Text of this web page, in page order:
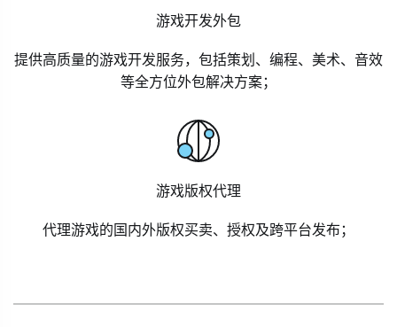
游戏开发外包
提供高质量的游戏开发服务，包括策划、编程、美术、音效
等全方位外包解决方案；
游戏版权代理
代理游戏的国内外版权买卖、授权及跨平台发布；